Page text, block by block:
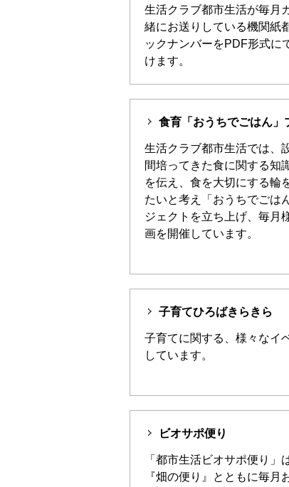
生活クラブ都市生活が毎月
緒にお送りしている機関紙
ックナンバーをPDF形式に
けます。
食育「おうちでごはん」
生活クラブ都市生活では、
間培ってきた食に関する知
を伝え、食を大切にする輪
たいと考え「おうちでごは
ジェクトを立ち上げ、毎月
画を開催しています。
子育てひろばきらきら
子育てに関する、様々なイ
しています。
ビオサポ便り
「都市生活ビオサポ便り」
『畑の便り』とともに毎月